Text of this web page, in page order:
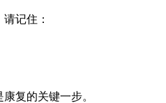
记住：
复的关键一步。